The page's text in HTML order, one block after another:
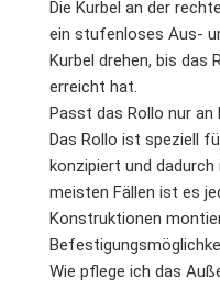
Die Kurbel an der
ein stufenloses Aus-
Kurbel drehen, bis das
erreicht hat.
Passt das Rollo nur an
Das Rollo ist speziell
konzipiert und dadurch
meisten Fällen ist es
Konstruktionen
Wie pflege ich das